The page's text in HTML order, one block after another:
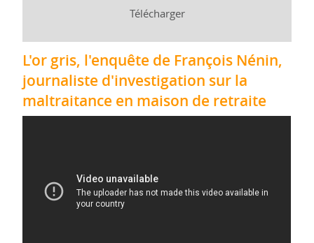
Télécharger
L'or gris, l'enquête de François Nénin,
journaliste d'investigation sur la
maltraitance en maison de retraite